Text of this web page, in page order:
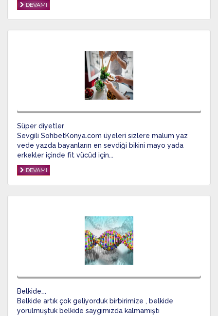
DEVAMI
Süper diyetler
Sevgili SohbetKonya.com üyeleri sizlere malum yaz
vede yazda bayanların en sevdiği bikini mayo yada
erkekler içinde fit vücüd için...
DEVAMI
Belkide….
Belkide artık çok geliyorduk birbirimize , belkide
yorulmuştuk belkide saygımızda kalmamıştı